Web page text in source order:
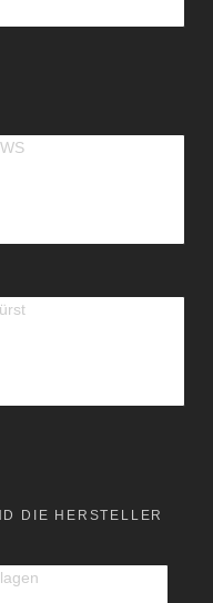
DIE HERSTELLER